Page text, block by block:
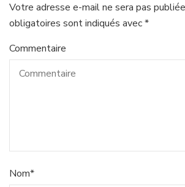
Votre adresse e-mail ne sera pas
obligatoires sont indiqués avec*
Commentaire
Nom*